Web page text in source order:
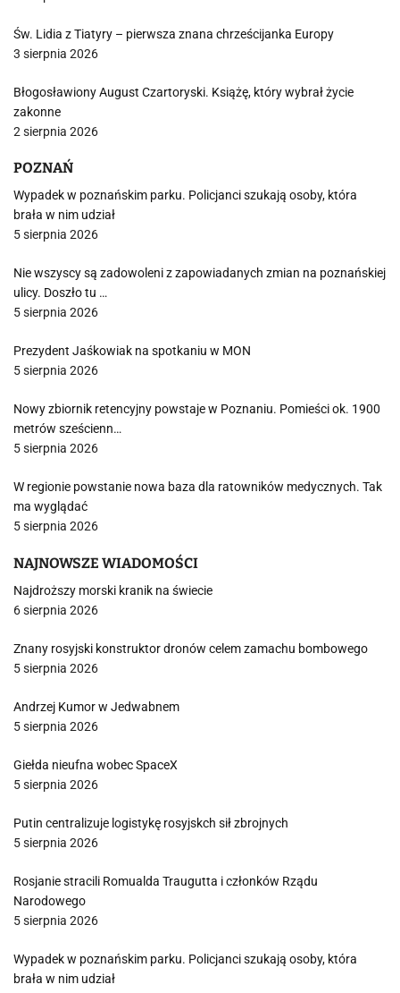
Św. Lidia z Tiatyry – pierwsza znana chrześcijanka Europy
3 sierpnia 2026
Błogosławiony August Czartoryski. Książę, który wybrał życie
zakonne
2 sierpnia 2026
POZNAŃ
Wypadek w poznańskim parku. Policjanci szukają osoby, która
brała w nim udział
5 sierpnia 2026
Nie wszyscy są zadowoleni z zapowiadanych zmian na poznańskiej
ulicy. Doszło tu …
5 sierpnia 2026
Prezydent Jaśkowiak na spotkaniu w MON
5 sierpnia 2026
Nowy zbiornik retencyjny powstaje w Poznaniu. Pomieści ok. 1900
metrów sześcienn…
5 sierpnia 2026
W regionie powstanie nowa baza dla ratowników medycznych. Tak
ma wyglądać
5 sierpnia 2026
NAJNOWSZE WIADOMOŚCI
Najdroższy morski kranik na świecie
6 sierpnia 2026
Znany rosyjski konstruktor dronów celem zamachu bombowego
5 sierpnia 2026
Andrzej Kumor w Jedwabnem
5 sierpnia 2026
Giełda nieufna wobec SpaceX
5 sierpnia 2026
Putin centralizuje logistykę rosyjskch sił zbrojnych
5 sierpnia 2026
Rosjanie stracili Romualda Traugutta i członków Rządu
Narodowego
5 sierpnia 2026
Wypadek w poznańskim parku. Policjanci szukają osoby, która
brała w nim udział